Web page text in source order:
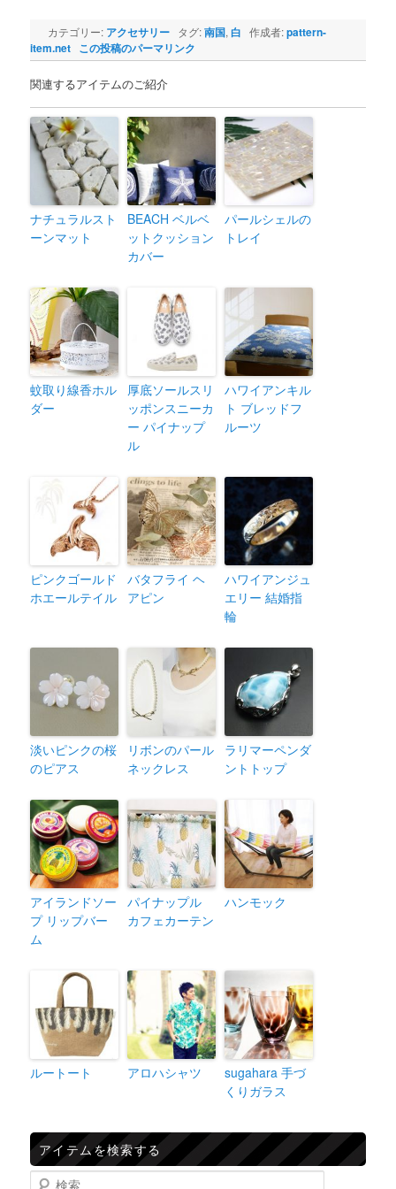
カテゴリー: アクセサリー タグ:南国, 白 作成者:pattern-
item.net この投稿のパーマリンク
関連するアイテムのご紹介
ナチュラルスト
ーンマット
BEACH ベルベ
ットクッション
カバー
パールシェルの
トレイ
蚊取り線香ホル
ダー
厚底ソールスリ
ッポンスニーカ
ー パイナップ
ル
ハワイアンキル
ト ブレッドフ
ルーツ
ピンクゴールド
ホエールテイル
バタフライ ヘ
アピン
ハワイアンジュ
エリー 結婚指
輪
淡いピンクの桜
のピアス
リボンのパール
ネックレス
ラリマーペンダ
ントトップ
アイランドソー
プ リップバー
ム
パイナップル
カフェカーテン
ハンモック
ルートート アロハシャツ
sugahara 手づ
くりガラス
アイテムを検索する
検索